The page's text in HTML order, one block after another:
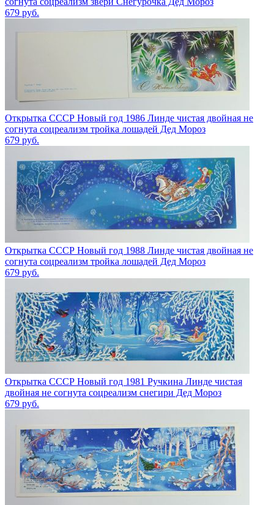
679 руб.
Открытка СССР Новый год 1986 Линде чистая двойная не
согнута соцреализм тройка лошадей Дед Мороз
679 руб.
Открытка СССР Новый год 1988 Линде чистая двойная не
согнута соцреализм тройка лошадей Дед Мороз
679 руб.
Открытка СССР Новый год 1981 Ручкина Линде чистая
двойная не согнута соцреализм снегири Дед Мороз
679 руб.